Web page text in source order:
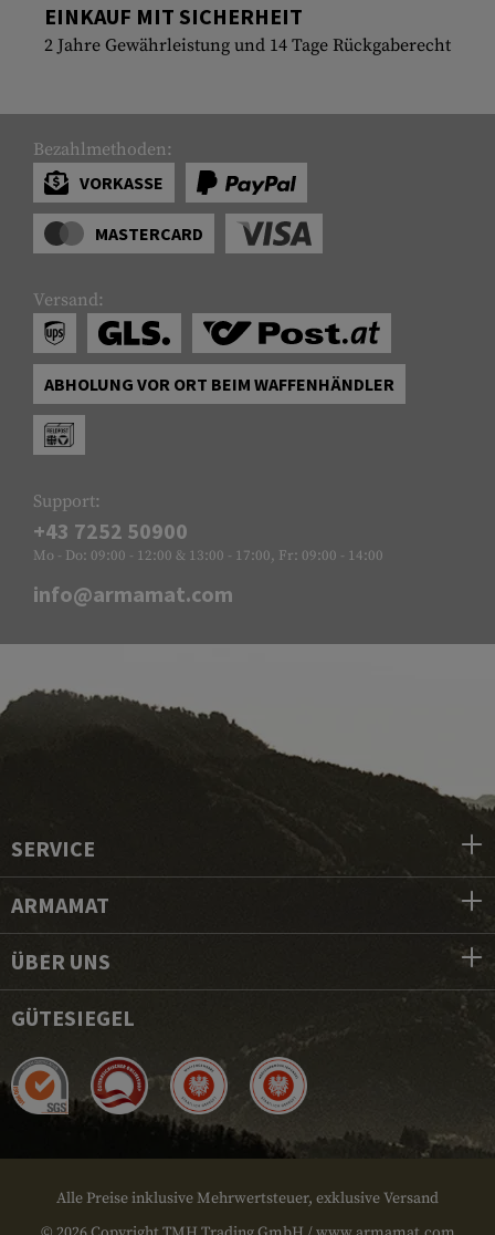
EINKAUF MIT SICHERHEIT
2 Jahre Gewährleistung und 14 Tage Rückgaberecht
Bezahlmethoden:
VORKASSE
MASTERCARD
Versand:
ABHOLUNG VOR ORT BEIM WAFFENHÄNDLER
Support:
+43 7252 50900
Mo - Do: 09:00 - 12:00 & 13:00 - 17:00, Fr: 09:00 - 14:00
info@armamat.com
SERVICE
ARMAMAT
ÜBER UNS
GÜTESIEGEL
Alle Preise inklusive Mehrwertsteuer, exklusive Versand